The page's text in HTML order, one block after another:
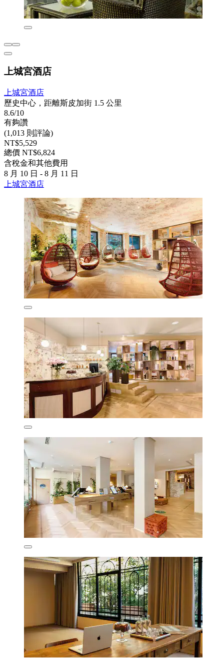
上城宮酒店
上城宮酒店
歷史中心，距離斯皮加街 1.5 公里
8.6/10
有夠讚
(1,013 則評論)
NT$5,529
總價 NT$6,824
含稅金和其他費用
8 月 10 日 - 8 月 11 日
上城宮酒店